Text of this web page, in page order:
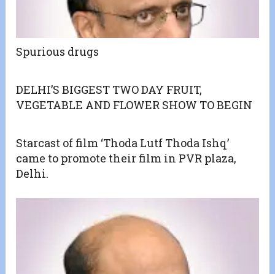
Spurious drugs
DELHI’S BIGGEST TWO DAY FRUIT,
VEGETABLE AND FLOWER SHOW TO BEGIN
Starcast of film ‘Thoda Lutf Thoda Ishq’
came to promote their film in PVR plaza,
Delhi.